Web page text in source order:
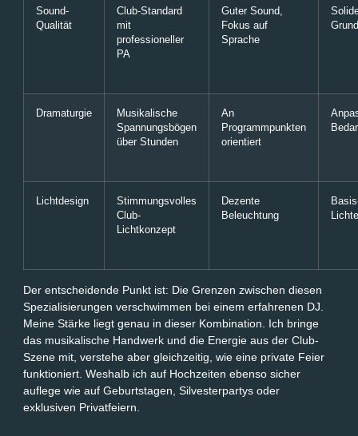
Sound-
Qualität
Club-Standard
mit
professioneller
PA
Guter Sound,
Fokus auf
Sprache
Dramaturgie
Musikalische
Spannungsbögen
über Stunden
An
Programmpunkten
orientiert
Lichtdesign
Stimmungsvolles
Club-
Lichtkonzept
Dezente
Beleuchtung
Der entscheidende Punkt ist: Die Grenzen zwischen diesen
Spezialisierungen verschwimmen bei einem erfahrenen DJ.
Meine Stärke liegt genau in dieser Kombination. Ich bringe
das musikalische Handwerk und die Energie aus der Club-
Szene mit, verstehe aber gleichzeitig, wie eine private Feier
funktioniert. Weshalb ich auf Hochzeiten ebenso sicher
auflege wie auf Geburtstagen, Silvesterpartys oder
exklusiven Privatfeiern.